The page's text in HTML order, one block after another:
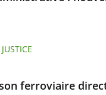
ferroviaire